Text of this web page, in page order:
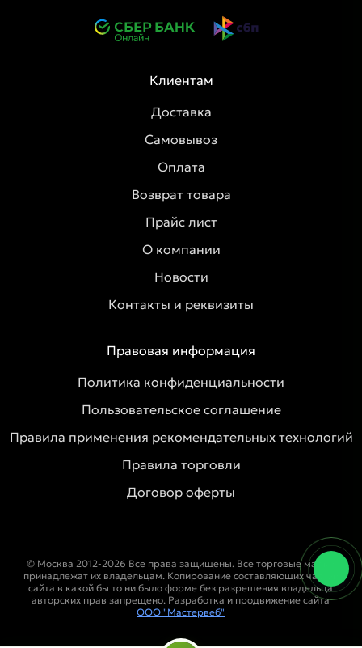
Клиентам
Доставка
Самовывоз
Оплата
Возврат товара
Прайс лист
О компании
Новости
Контакты и реквизиты
Правовая информация
Политика конфиденциальности
Пользовательское соглашение
Правила применения рекомендательных технологий
Правила торговли
Договор оферты
© Москва 2012-2026 Все права защищены. Все торговые марки
принадлежат их владельцам. Копирование составляющих частей
сайта в какой бы то ни было форме без разрешения владельца
авторских прав запрещено. Разработка и продвижение сайта
ООО "Мастервеб"